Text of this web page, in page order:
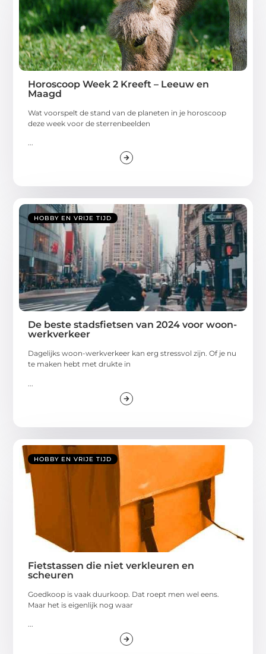
Horoscoop Week 2 Kreeft – Leeuw en
Maagd
Wat voorspelt de stand van de planeten in je horoscoop
deze week voor de sterrenbeelden
...
HOBBY EN VRIJE TIJD
De beste stadsfietsen van 2024 voor woon-
werkverkeer
Dagelijks woon-werkverkeer kan erg stressvol zijn. Of je nu
te maken hebt met drukte in
HOBBY EN VRIJE TIJD
Fietstassen die niet verkleuren en
scheuren
Goedkoop is vaak duurkoop. Dat roept men wel eens.
Maar het is eigenlijk nog waar
...